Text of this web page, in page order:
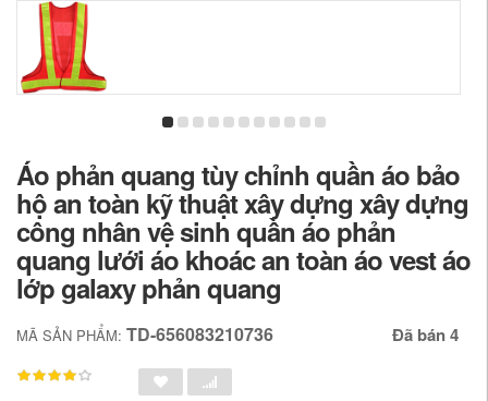
Áo phản quang tùy chỉnh quần áo bảo
hộ an toàn kỹ thuật xây dựng xây dựng
công nhân vệ sinh quần áo phản
quang lưới áo khoác an toàn áo vest áo
lớp galaxy phản quang
MÃ SẢN PHẨM: TD-656083210736 Đã bán 4